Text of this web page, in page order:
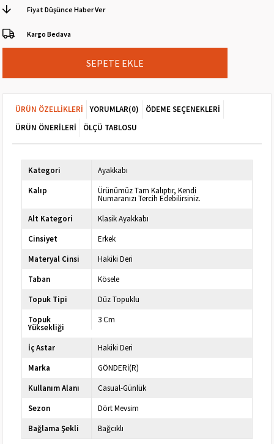
Fiyat Düşünce Haber Ver
Kargo Bedava
ÜRÜN ÖZELLIKLERI YORUMLAR(0)
ÖDEME SEÇENEKLERI
ÜRÜN ÖNERILERI
ÖLÇÜ TABLOSU
Kategori
Ayakkabı
Kalıp
Ürünümüz Tam Kalıptır, Kendi
Numaranızı Tercih Edebilirsiniz.
Alt Kategori
Klasik Ayakkabı
Cinsiyet
Erkek
Materyal Cinsi
Hakiki Deri
Taban
Kösele
Topuk Tipi
Düz Topuklu
Topuk
Yüksekliği
3 Cm
İç Astar
Hakiki Deri
Marka
GÖNDERİ(R)
Kullanım Alanı
Casual-Günlük
Sezon
Dört Mevsim
Bağlama Şekli
Bağcıklı